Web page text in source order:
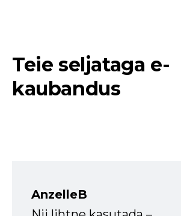
Teie seljataga e-
kaubandus
AnzelleB